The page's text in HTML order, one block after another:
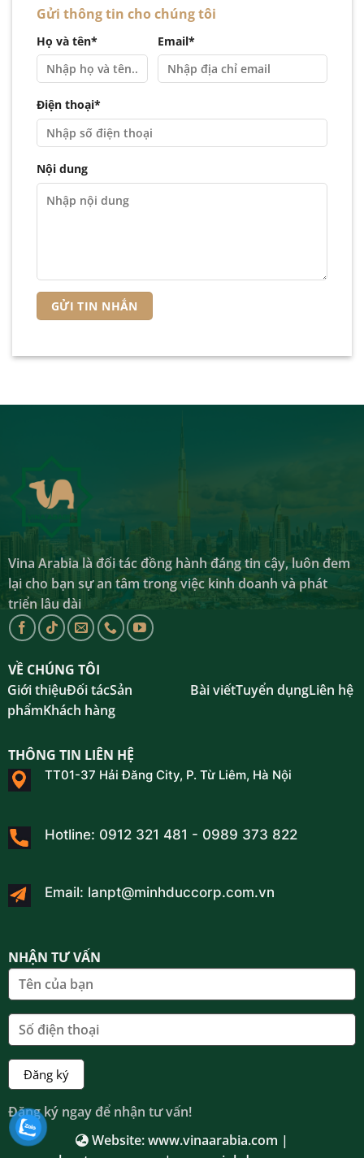
Gửi thông tin cho chúng tôi
Họ và tên* Email*
Điện thoại*
Nội dung
Vina Arabia là đối tác đồng hành đáng tin cậy, luôn đem
lại cho bạn sự an tâm trong việc kinh doanh và phát
triển lâu dài
VỀ CHÚNG TÔI
Giới thiệuĐối tácSản
phẩmKhách hàng
Bài viếtTuyển dụngLiên hệ
THÔNG TIN LIÊN HỆ
TT01-37 Hải Đăng City, P. Từ Liêm, Hà Nội
Hotline: 0912 321 481 - 0989 373 822
Email: lanpt@minhduccorp.com.vn
NHẬN TƯ VẤN
Đăng ký ngay để nhận tư vấn!
Website:www.vinaarabia.com |